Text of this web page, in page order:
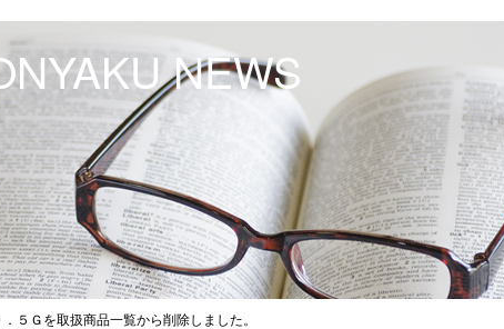
NEWS
５Ｇを取扱商品一覧から削除しました。